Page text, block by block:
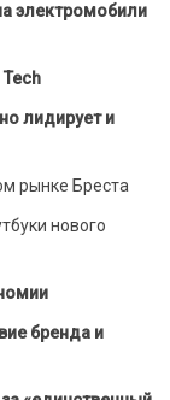
электромобили
лидирует и
рынке Бреста
нового
бренда и